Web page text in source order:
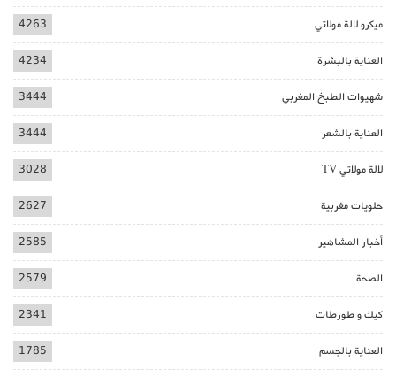
ميكرو لالة مولاتي 4263
العناية بالبشرة 4234
شهيوات الطبخ المغربي 3444
العناية بالشعر 3444
لالة مولاتي TV 3028
حلويات مغربية 2627
أخبار المشاهير 2585
الصحة 2579
كيك و طورطات 2341
العناية بالجسم 1785